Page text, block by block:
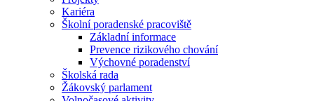
Kariéra
Školní poradenské pracoviště
Základní informace
Prevence rizikového chování
Výchovné poradenství
Školská rada
Žákovský parlament